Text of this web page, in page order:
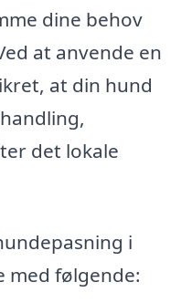
dine behov
at anvende en
at din hund
det lokale
i
med følgende: